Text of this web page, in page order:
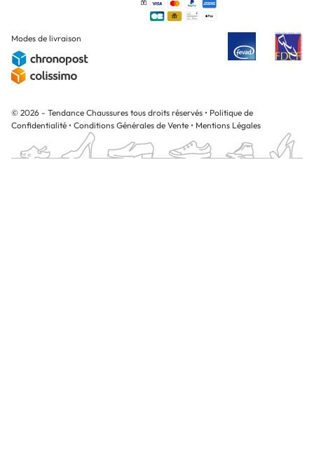
Modes de livraison
© 2026 - Tendance Chaussures tous droits réservés • Politique de
Confidentialité • Conditions Générales de Vente • Mentions Légales